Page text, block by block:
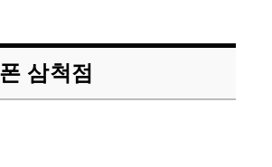
삼척점